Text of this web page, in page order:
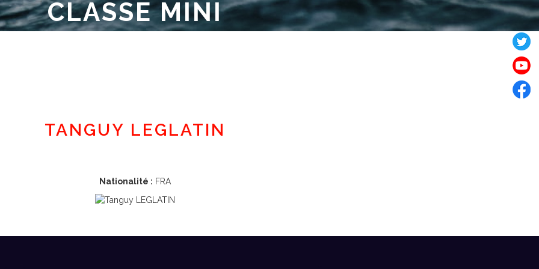
CLASSE MINI
TANGUY LEGLATIN
Nationalité : FRA